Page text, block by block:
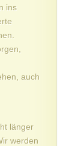
ins
auch
länger
werden